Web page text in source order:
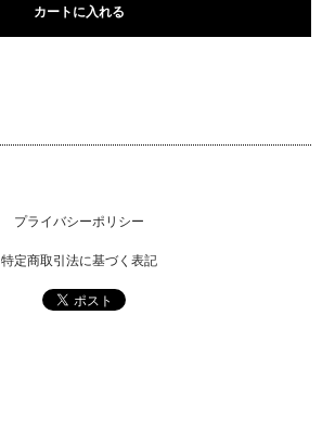
カートに入れる
プライバシーポリシー
特定商取引法に基づく表記